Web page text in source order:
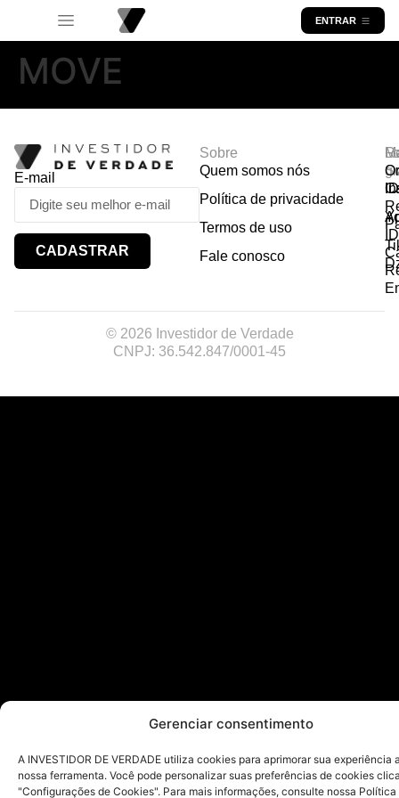
Gerenciar consentimento
A INVESTIDOR DE VERDADE utiliza cookies para aprimorar sua experiência
nossa ferramenta. Você pode personalizar suas preferências de cookies
"Configurações de Cookies". Para mais informações, consulte nossa Política
ENTRAR
MOVE
E-mail
CADASTRAR
Sobre
Quem somos nós
Política de privacidade
Termos de uso
Fale conosco
© 2026 Investidor de Verdade
CNPJ: 36.542.847/0001-45